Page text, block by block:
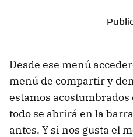
Desde ese menú
menú de compartir y
estamos
todo se abrirá en la
antes. Y si nos gusta el